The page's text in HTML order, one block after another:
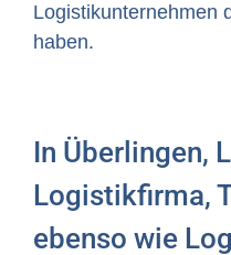
Logistikunternehmen
haben.
In Überlingen,
Logistikfirma,
ebenso wie